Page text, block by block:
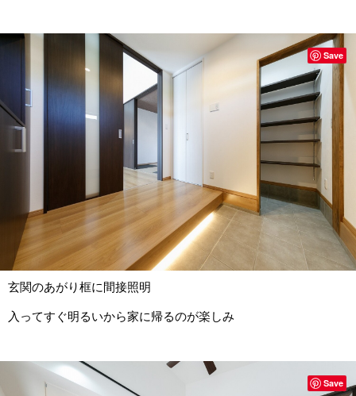
玄関のあがり框に間接照明
入ってすぐ明るいから家に帰るのが楽しみ
Save
Save